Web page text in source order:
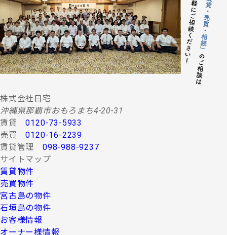
ップ本部及び加盟企業を含む：以下同じ）が提供
する情報・サービスの提供。
(２) 当社グループ会社によるコンサルティング、調査
等に関する契約その他取り決め事項の履行に必要
な範囲における利用並びに情報・サービスの提
供。
(３) 当社グループ会社における広告・宣伝、その他当
社グループ会社より発送されるダイレクトメール
又は、Ｅ-mail、Ｗｅｂサイト等を利用した情報サ
ービスの提供。
(４) 当社グループ会社が行う顧客動向調査、市場調
査、商品開発等の分析データ並びに広告反響等の
各種調査。
(５) 前各項に定める利用目的の達成に必要な範囲にお
ける個人情報の第三者提供。
４.お客様の個人情報の第三者への提供
第三者への提供にあたっては、機密保持のために必要な
措置を講じます。なお、上記利用目的の達成に必要な範
囲内において業務委託先に情報を提供する場合など、法
令に反しない範囲で停止請求をお受けできないことがあ
ります。 お客様の個人情報は、上記利用目的のために以
下の者に対して書面または口頭もしくはその他媒体によ
株式会社日宅
沖縄県那覇市おもろまち4-20-31
賃貸0120-73-5933
売買0120-16-2239
賃貸管理 098-988-9237
サイトマップ
賃貸物件
売買物件
宮古島の物件
石垣島の物件
お客様情報
オーナー様情報